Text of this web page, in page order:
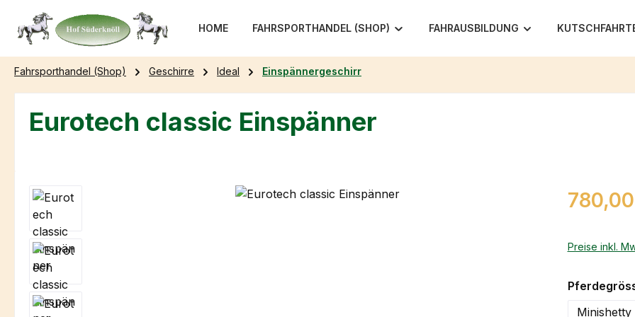
Hauptinhalt springen
Zur Suche springen
Zur Hauptnavigation springen
HOME FAHRSPORTHANDEL (SHOP) FAHRAUSBILDUNG
Fahrsporthandel (Shop) Geschirre Ideal Einspännergeschirr
Eurotech classic Einspänner
Bildergalerie überspringen Regulärer
Preise inkl.
Minishetty